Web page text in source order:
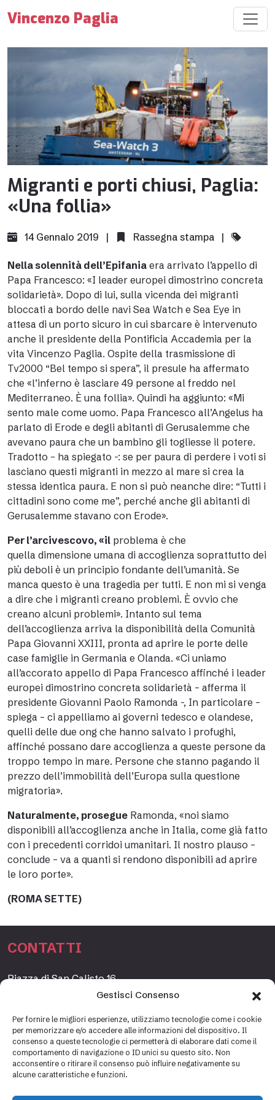
Gestisci Consenso
Per fornire le migliori esperienze, utilizziamo tecnologie come i cookie
per memorizzare e/o accedere alle informazioni del dispositivo. Il
consenso a queste tecnologie ci permetterà di elaborare dati come il
comportamento di navigazione o ID unici su questo sito. Non
acconsentire o ritirare il consenso può influire negativamente su
alcune caratteristiche e funzioni.
Vincenzo Paglia
Migranti e porti chiusi, Paglia:
«Una follia»
14 Gennaio 2019 | Rassegna stampa |
Nella solennità dell’Epifania era arrivato l’appello di
Papa Francesco: «I leader europei dimostrino concreta
solidarietà». Dopo di lui, sulla vicenda dei migranti
bloccati a bordo delle navi Sea Watch e Sea Eye in
attesa di un porto sicuro in cui sbarcare è intervenuto
anche il presidente della Pontificia Accademia per la
vita Vincenzo Paglia. Ospite della trasmissione di
Tv2000 “Bel tempo si spera”, il presule ha affermato
che «l’inferno è lasciare 49 persone al freddo nel
Mediterraneo. È una follia». Quindi ha aggiunto: «Mi
sento male come uomo. Papa Francesco all’Angelus ha
parlato di Erode e degli abitanti di Gerusalemme che
avevano paura che un bambino gli togliesse il potere.
Tradotto – ha spiegato -: se per paura di perdere i voti si
lasciano questi migranti in mezzo al mare si crea la
stessa identica paura. E non si può neanche dire: “Tutti i
cittadini sono come me”, perché anche gli abitanti di
Gerusalemme stavano con Erode».
Per l’arcivescovo, «il problema è che
quella dimensione umana di accoglienza soprattutto dei
più deboli è un principio fondante dell’umanità. Se
manca questo è una tragedia per tutti. E non mi si venga
a dire che i migranti creano problemi. È ovvio che
creano alcuni problemi». Intanto sul tema
dell’accoglienza arriva la disponibilità della Comunità
Papa Giovanni XXIII, pronta ad aprire le porte delle
case famiglie in Germania e Olanda. «Ci uniamo
all’accorato appello di Papa Francesco affinché i leader
europei dimostrino concreta solidarietà – afferma il
presidente Giovanni Paolo Ramonda -, In particolare –
spiega – ci appelliamo ai governi tedesco e olandese,
quelli delle due ong che hanno salvato i profughi,
affinché possano dare accoglienza a queste persone da
troppo tempo in mare. Persone che stanno pagando il
prezzo dell’immobilità dell’Europa sulla questione
migratoria».
Naturalmente, prosegue Ramonda, «noi siamo
disponibili all’accoglienza anche in Italia, come già fatto
con i precedenti corridoi umanitari. Il nostro plauso –
conclude – va a quanti si rendono disponibili ad aprire
le loro porte».
(ROMA SETTE)
CONTATTI
Piazza di San Calisto 16,
www.fondazioneetagrande.org
SEGRETERIA